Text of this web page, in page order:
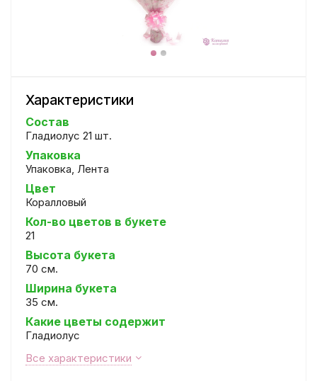
Характеристики
Состав
Гладиолус 21 шт.
Упаковка
Упаковка, Лента
Цвет
Коралловый
Кол-во цветов в букете
21
Высота букета
70 см.
Ширина букета
35 см.
Какие цветы содержит
Гладиолус
Все характеристики